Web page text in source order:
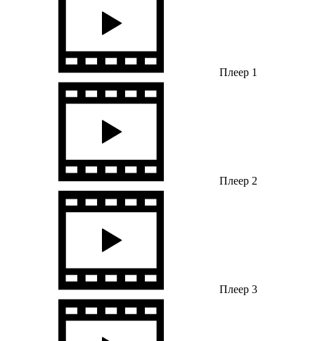
Плеер 1
Плеер 2
Плеер 3